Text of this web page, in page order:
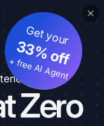
Zero
Get your
33% off
+ free AI Agent